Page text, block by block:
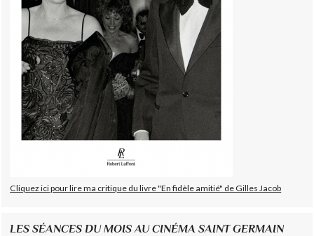
Cliquez ici pour lire ma critique du livre "En fidèle amitié" de Gilles Jacob
LES SÉANCES DU MOIS AU CINÉMA SAINT GERMAIN